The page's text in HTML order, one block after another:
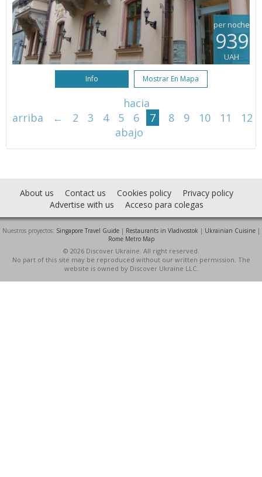
per noche
939
UAH
Info Mostrar En Mapa
hacia
arriba
← 2 3 4 5 6 7 8 9 10 11
12
abajo
About us Contact us Cookies policy
Privacy policy
Advertise with us
Acceso para colegas
Nuestros proyectos: Singapore Travel Guide| Restaurants in Vladivostok | Ukrainian Cuisine|
Rome Metro Map
© 2026 Discover Ukraine. All right reserved.
No part of this site may be reproduced without our written permission. The
website is owned by Discover Ukraine LLC.